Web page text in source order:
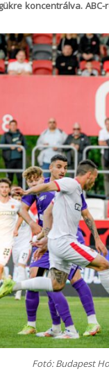
koncentrálva.
Fotó: Budapest